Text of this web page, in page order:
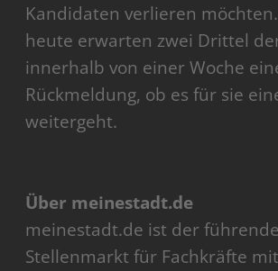
Kandidaten verlieren
heute erwarten zwei Drittel
innerhalb von einer Woche
Rückmeldung, ob es für sie
weitergeht.
Über meinestadt.de
meinestadt.de ist der führende
Stellenmarkt für Fachkräfte mit